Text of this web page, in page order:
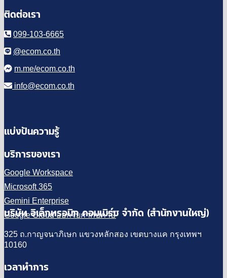
ติดต่อเรา
099-103-6665
@ecom.co.th
m.me/ecom.co.th
info@ecom.co.th
แบ่งปันความรู้
บริการของเรา
Google Workspace
Microsoft 365
Gemini Enterprise
Google Cloud ออกใบกำกับภาษี
บริษัท อิเล็กทรอนิก คอมเมิร์ซ จำกัด (สำนักงานใหญ่)
325 ถ.กาญจนาภิเษก แขวงหลักสอง เขตบางแค กรุงเทพฯ
10160
เวลาทำการ